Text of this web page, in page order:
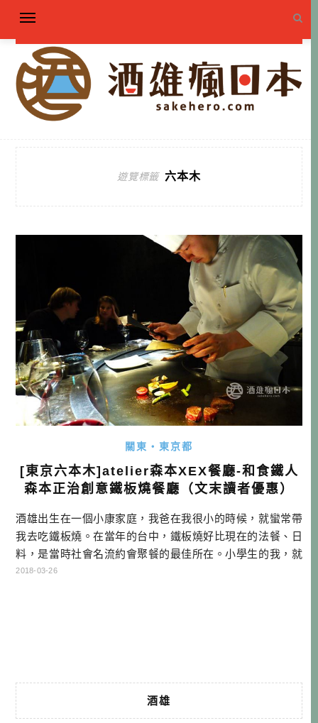
遊覽標籤 六本木
關東・東京都
[東京六本木]atelier森本XEX餐廳-和食鐵人
森本正治創意鐵板燒餐廳（文末讀者優惠）
酒雄出生在一個小康家庭，我爸在我很小的時候，就蠻常帶
我去吃鐵板燒。在當年的台中，鐵板燒好比現在的法餐、日
料，是當時社會名流約會聚餐的最佳所在。小學生的我，就
能吃到許多美味，可說是讓我對美食萌了芽，而另一個啟發
2018-03-26
酒雄